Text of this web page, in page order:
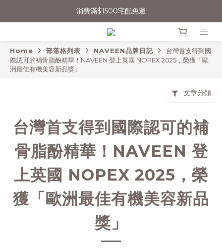
消費滿$1500宅配免運
消費滿$1500宅配免運
會員輸入折扣碼【NAVEEN永續日常】現折$50
無法登入會員者，可嘗試清除Cookie或用無痕網頁開啟操作
Home 部落格列表 NAVEEN品牌日記
台灣首支得到國
際認可的補骨脂酚精華！NAVEEN 登上英國 NOPEX 2025，榮獲「歐
洲最佳有機美容新品獎」
文章分類
台灣首支得到國際認可的補
骨脂酚精華！NAVEEN 登
上英國 NOPEX 2025，榮
獲「歐洲最佳有機美容新品
獎」